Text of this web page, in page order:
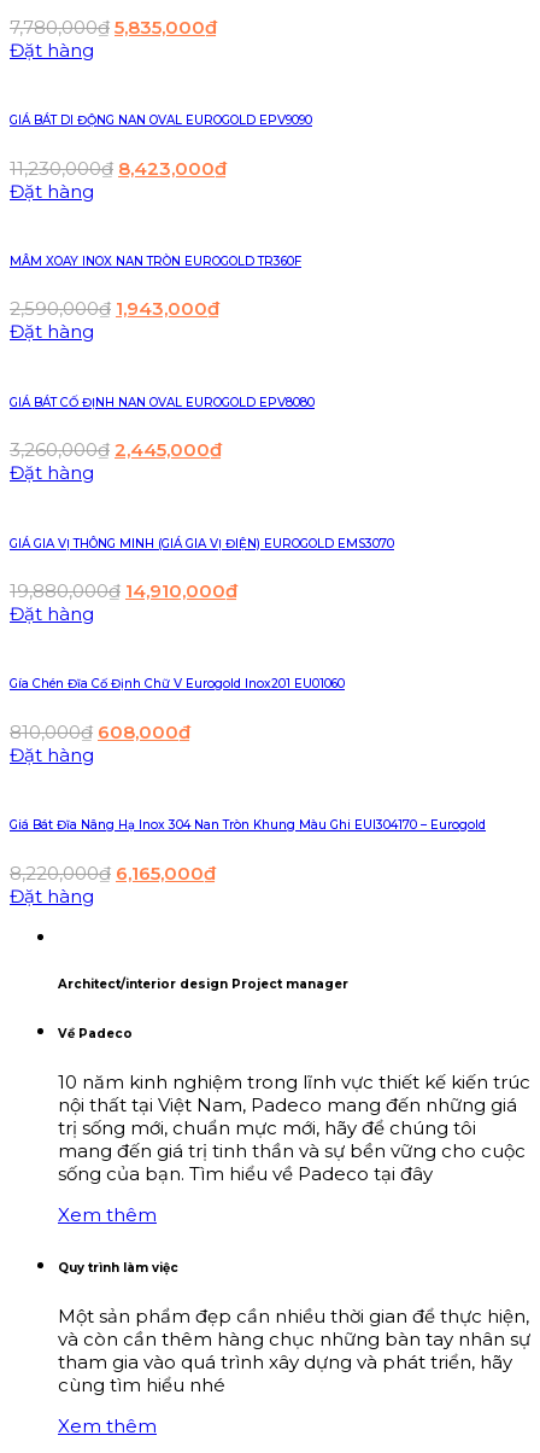
7,780,000₫ 5,835,000₫
Đặt hàng
GIÁ BÁT DI ĐỘNG NAN OVAL EUROGOLD EPV9090
11,230,000₫ 8,423,000₫
Đặt hàng
MÂM XOAY INOX NAN TRÒN EUROGOLD TR360F
2,590,000₫ 1,943,000₫
Đặt hàng
GIÁ BÁT CỐ ĐỊNH NAN OVAL EUROGOLD EPV8080
3,260,000₫ 2,445,000₫
Đặt hàng
GIÁ GIA VỊ THÔNG MINH (GIÁ GIA VỊ ĐIỆN) EUROGOLD EMS3070
19,880,000₫ 14,910,000₫
Đặt hàng
Gía Chén Đĩa Cố Định Chữ V Eurogold Inox201 EU01060
810,000₫ 608,000₫
Đặt hàng
Giá Bát Đĩa Nâng Hạ Inox 304 Nan Tròn Khung Màu Ghi EUI304170 – Eurogold
8,220,000₫ 6,165,000₫
Đặt hàng
Architect/interior design Project manager
Về Padeco
10 năm kinh nghiệm trong lĩnh vực thiết kế kiến trúc
nội thất tại Việt Nam, Padeco mang đến những giá
trị sống mới, chuẩn mực mới, hãy để chúng tôi
mang đến giá trị tinh thần và sự bền vững cho cuộc
sống của bạn. Tìm hiểu về Padeco tại đây
Xem thêm
Quy trình làm việc
Một sản phẩm đẹp cần nhiều thời gian để thực hiện,
và còn cần thêm hàng chục những bàn tay nhân sự
tham gia vào quá trình xây dựng và phát triển, hãy
cùng tìm hiểu nhé
Xem thêm